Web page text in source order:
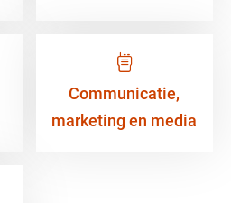
Communicatie,
marketing en media